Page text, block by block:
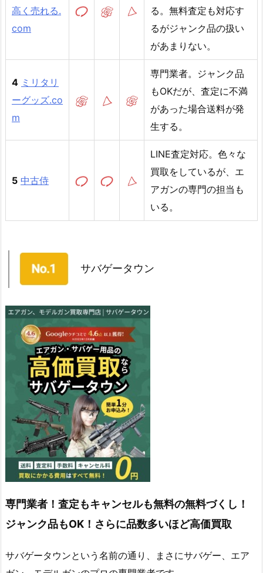
高く売れる.
com
る。無料査定も対応す
るがジャンク品の扱い
があまりない。
4 ミリタリ
ーグッズ.co
m
専門業者。ジャンク品
もOKだが、査定に不満
があった場合送料が発
生する。
5 中古侍
LINE査定対応。色々な
買取をしているが、エ
アガンの専門の担当も
いる。
サバゲータウン
専門業者！査定もキャンセルも無料の無料づくし！
ジャンク品もOK！さらに品数多いほど高価買取
サバゲータウンという名前の通り、まさにサバゲー、エア